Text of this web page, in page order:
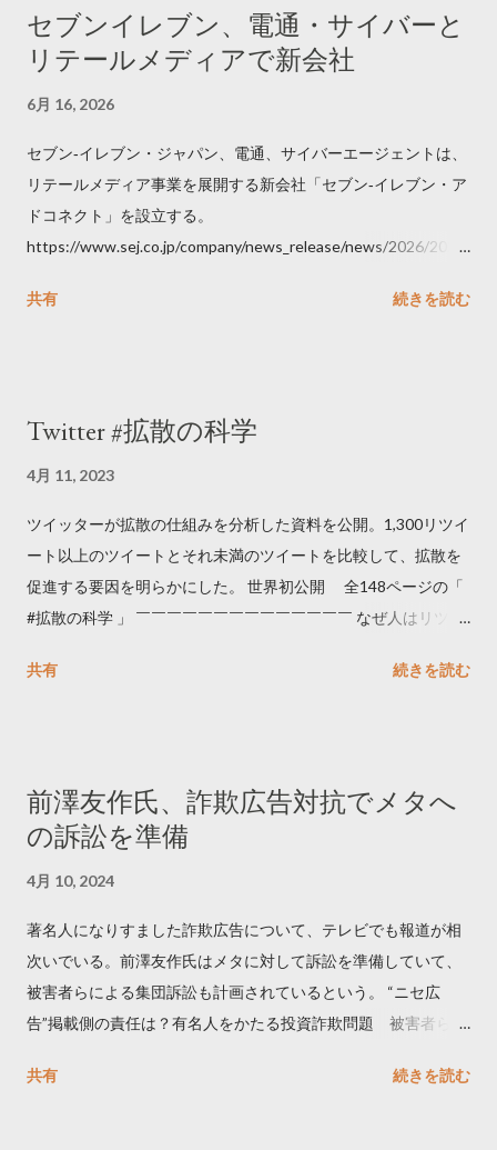
セブンイレブン、電通・サイバーと
リテールメディアで新会社
6月 16, 2026
セブン‐イレブン・ジャパン、電通、サイバーエージェントは、
リテールメディア事業を展開する新会社「セブン‐イレブン・ア
ドコネクト」を設立する。
https://www.sej.co.jp/company/news_release/news/2026/2026
共有
続きを読む
Twitter #拡散の科学
4月 11, 2023
ツイッターが拡散の仕組みを分析した資料を公開。1,300リツイ
ート以上のツイートとそれ未満のツイートを比較して、拡散を
促進する要因を明らかにした。 世界初公開 全148ページの「
#拡散の科学 」 ￣￣￣￣￣￣￣￣￣￣￣￣￣￣ なぜ人はリツイ
学しました。 ー バズの目安は1300リツイート ー 人は16の熱量
トするのか？ https://marketing.twitter.com/ja/insights/kakusan
共有 続きを読む
前澤友作氏、詐欺広告対抗でメタへ
の訴訟を準備
4月 10, 2024
著名人になりすました詐欺広告について、テレビでも報道が相
次いでいる。前澤友作氏はメタに対して訴訟を準備していて、
被害者らによる集団訴訟も計画されているという。 “ニセ広
告”掲載側の責任は？有名人をかたる投資詐欺問題 被害者らが
https://newsdig.tbs.co.jp/articles/-/1091835 なぜなくならな
共有 続きを読む